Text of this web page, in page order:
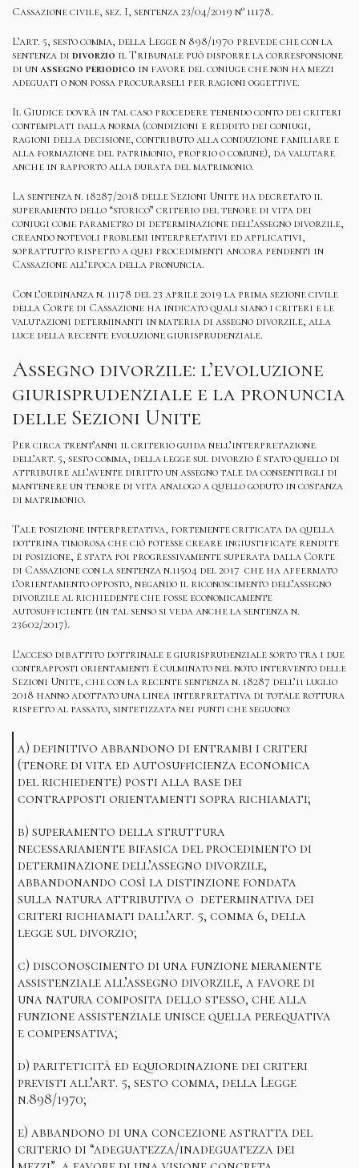
Cassazione civile, sez. I, sentenza 23/04/2019 n° 11178.
L’art. 5, sesto comma, della Legge n 898/1970 prevede che con la
sentenza di divorzio il Tribunale può disporre la corresponsione
di unassegno periodico in favore del coniuge che non ha mezzi
adeguati o non possa procurarseli per ragioni oggettive.
Il Giudice dovrà in tal caso procedere tenendo conto dei criteri
contemplati dalla norma (condizioni e reddito dei coniugi,
ragioni della decisione, contributo alla conduzione familiare e
alla formazione del patrimonio, proprio o comune), da valutare
anche in rapporto alla durata del matrimonio.
La sentenza n. 18287/2018 delle Sezioni Unite ha decretato il
superamento dello “storico” criterio del tenore di vita dei
coniugi come parametro di determinazione dell’assegno divorzile,
creando notevoli problemi interpretativi ed applicativi,
soprattutto rispetto a quei procedimenti ancora pendenti in
Cassazione all’epoca della pronuncia.
Con l’ordinanza n. 11178 del 23 aprile 2019 la prima sezione civile
della Corte di Cassazione ha indicato quali siano i criteri e le
valutazioni determinanti in materia di assegno divorzile, alla
luce della recente evoluzione giurisprudenziale.
Assegno divorzile: l’evoluzione
giurisprudenziale e la pronuncia
delle Sezioni Unite
Per circa trent’anni il criterio guida nell’interpretazione
dell’art. 5, sesto comma, della legge sul divorzio è stato quello di
attribuire all’avente diritto un assegno tale da consentirgli di
mantenere un tenore di vita analogo a quello goduto in costanza
di matrimonio.
Tale posizione interpretativa, fortemente criticata da quella
dottrina timorosa che ciò potesse creare ingiustificate rendite
di posizione, è stata poi progressivamente superata dalla Corte
di Cassazione con la sentenza n.11504 del 2017 che ha affermato
l’orientamento opposto, negando il riconoscimento dell’assegno
divorzile al richiedente che fosse economicamente
autosufficiente (in tal senso si veda anche la sentenza n.
23602/2017).
L’acceso dibattito dottrinale e giurisprudenziale sorto tra i due
contrapposti orientamenti è culminato nel noto intervento delle
Sezioni Unite, che con la recente sentenza n. 18287 dell’11 luglio
2018 hanno adottato una linea interpretativa di totale rottura
rispetto al passato, sintetizzata nei punti che seguono:
a) definitivo abbandono di entrambi i criteri
(tenore di vita ed autosufficienza economica
del richiedente) posti alla base dei
contrapposti orientamenti sopra richiamati;
b) superamento della struttura
necessariamente bifasica del procedimento di
determinazione dell’assegno divorzile,
abbandonando così la distinzione fondata
sulla natura attributiva o determinativa dei
criteri richiamati dall’art. 5, comma 6, della
legge sul divorzio;
c) disconoscimento di una funzione meramente
assistenziale all’assegno divorzile, a favore di
una natura composita dello stesso, che alla
funzione assistenziale unisce quella perequativa
e compensativa;
d) pariteticità ed equiordinazione dei criteri
previsti all’art. 5, sesto comma, della Legge
n.898/1970;
e) abbandono di una concezione astratta del
criterio di “adeguatezza/inadeguatezza dei